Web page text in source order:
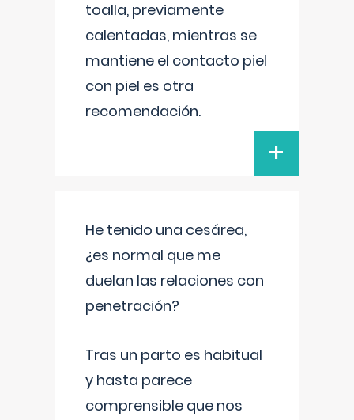
toalla, previamente
calentadas, mientras se
mantiene el contacto piel
con piel es otra
recomendación.
+
He tenido una cesárea,
¿es normal que me
duelan las relaciones con
penetración?
Tras un parto es habitual
y hasta parece
comprensible que nos